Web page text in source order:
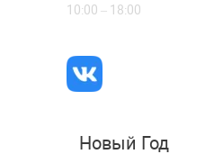
10:00 – 18:00
Новый Год